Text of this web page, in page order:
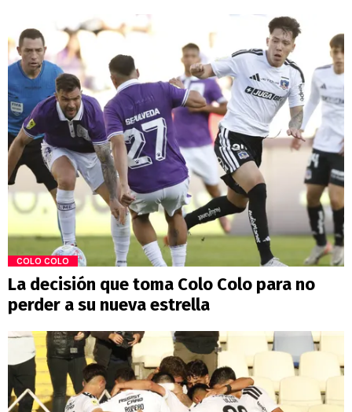
COLO COLO
La decisión que toma Colo Colo para no
perder a su nueva estrella